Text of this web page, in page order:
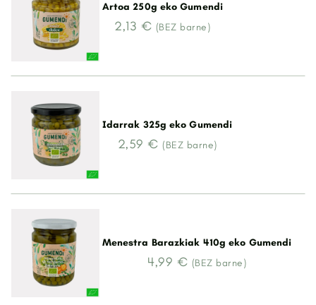
Artoa 250g eko Gumendi
2,13 € (BEZ barne)
Idarrak 325g eko Gumendi
2,59 € (BEZ barne)
Menestra Barazkiak 410g eko Gumendi
4,99 € (BEZ barne)